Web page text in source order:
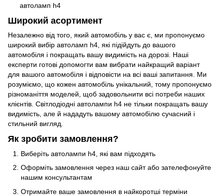
автоламп h4
Широкий асортимент
Незалежно від того, який автомобіль у вас є, ми пропонуємо
широкий вибір автоламп h4, які підійдуть до вашого
автомобіля і покращать вашу видимість на дорозі. Наші
експерти готові допомогти вам вибрати найкращий варіант
для вашого автомобіля і відповісти на всі ваші запитання. Ми
розуміємо, що кожен автомобіль унікальний, тому пропонуємо
різноманіття моделей, щоб задовольнити всі потреби наших
клієнтів. Світлодіодні автолампи h4 не тільки покращать вашу
видимість, але й нададуть вашому автомобілю сучасний і
стильний вигляд.
Як зробити замовлення?
Виберіть автолампи h4, які вам підходять
Оформіть замовлення через наш сайт або зателефонуйте
нашим консультантам
Отримайте ваше замовлення в найкоротші терміни